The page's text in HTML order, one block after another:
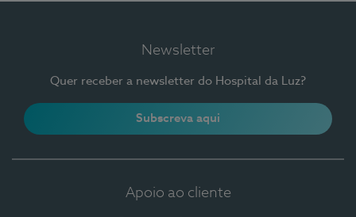
Newsletter
Quer receber a newsletter do Hospital da Luz?
Subscreva aqui
Apoio ao cliente